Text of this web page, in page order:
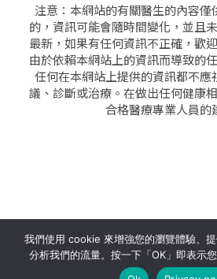
注意：本網站的有關醫生的內容僅
的，資訊可能會隨時間變化，並且
最新，如果有任何資訊不正確，歡
由於依賴本網站上的資訊而導致的
任何在本網站上提供的資訊都不應
議、診斷或治療。在做出任何健康
合格醫療專業人員的
隱私政策
seo公司|sem公司|網頁設計|網頁
我們使用 cookie 來增強您的瀏覽體驗、
分析我們的流量。按一下「OK」即表示